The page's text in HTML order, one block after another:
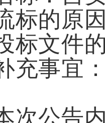
标的原
标文件
充事宜
次公告